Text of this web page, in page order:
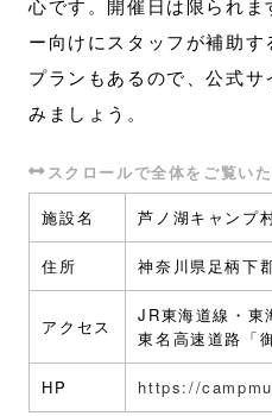
心です。開催日は限られ
ー向けにスタッフが補助
プランもあるので、公式
みましょう。
施設名 芦ノ湖キャンプ
住所 神奈川県足柄下
アクセス
JR東海道線・東
東名高速道路「
HP https://